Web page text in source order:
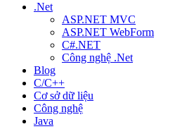
.Net
ASP.NET MVC
ASP.NET WebForm
C#.NET
Công nghệ .Net
Blog
C/C++
Cơ sở dữ liệu
Công nghệ
Java